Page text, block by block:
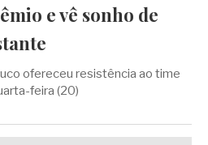
e vê sonho de
ofereceu resistência ao time
feira (20)